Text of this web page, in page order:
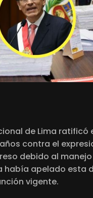
de Lima
contra el
debido al
había apelado esta
vigente.